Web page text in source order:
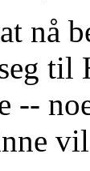
nå
til
--